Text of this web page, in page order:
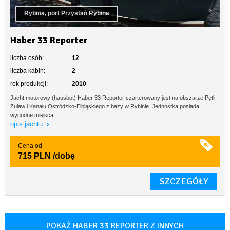
Rybina, port Przystań Rybina
Haber 33 Reporter
liczba osób:
12
liczba kabin:
2
rok produkcji:
2010
Jacht motorowy (hausbot) Haber 33 Reporter czarterowany jest na obszarze Pętli
Żuław i Kanału Ostródzko-Elbląskiego z bazy w Rybinie. Jednostka posiada
wygodne miejsca...
opis jachtu
Cena od
715 PLN /dobę
SZCZEGÓŁY
POKAŻ HABER 33 REPORTER Z INNYCH